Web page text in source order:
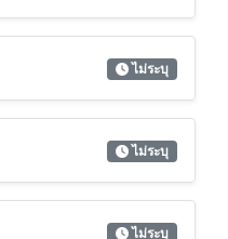
ไม่ระบุ
ไม่ระบุ
ไม่ระบุ